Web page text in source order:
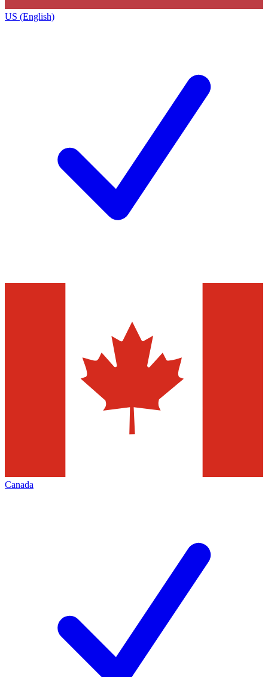
US (English)
Canada